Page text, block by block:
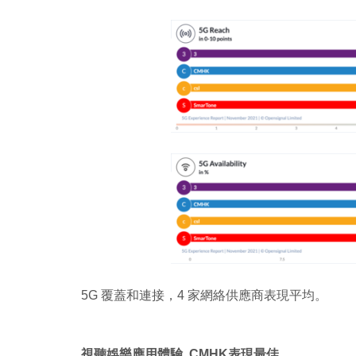
5G 覆蓋和連接，4 家網絡供應商表現平均。